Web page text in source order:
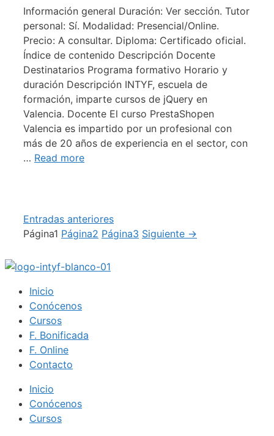
Información general Duración: Ver sección. Tutor
personal: Sí. Modalidad: Presencial/Online.
Precio: A consultar. Diploma: Certificado oficial.
Índice de contenido Descripción Docente
Destinatarios Programa formativo Horario y
duración Descripción INTYF, escuela de
formación, imparte cursos de jQuery en
Valencia. Docente El curso PrestaShopen
Valencia es impartido por un profesional con
más de 20 años de experiencia en el sector, con
… Read more
Entradas anteriores
Página1 Página2 Página3 Siguiente →
Inicio
Conócenos
Cursos
F. Bonificada
F. Online
Contacto
Inicio
Conócenos
Cursos